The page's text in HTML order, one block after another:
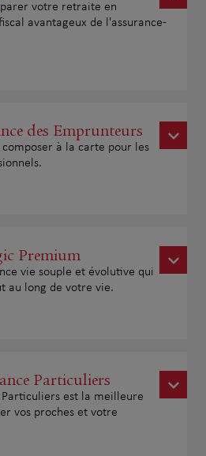
votre retraite en
avantageux de l'assurance-
des Emprunteurs
composer à la carte pour les
Premium
vie souple et évolutive qui
au long de votre vie.
Particuliers
Particuliers est la meilleure
vos proches et votre